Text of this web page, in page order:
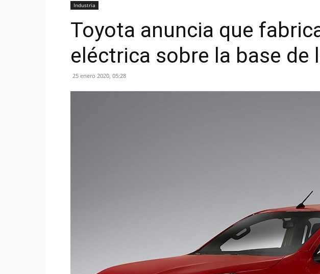
Industria
Toyota anuncia que
eléctrica sobre la base de
25 enero 2020, 05:28